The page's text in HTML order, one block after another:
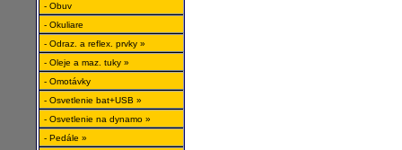
- Obuv
- Okuliare
- Odraz. a reflex. prvky »
- Oleje a maz. tuky »
- Omotávky
- Osvetlenie bat+USB »
- Osvetlenie na dynamo »
- Pedále »